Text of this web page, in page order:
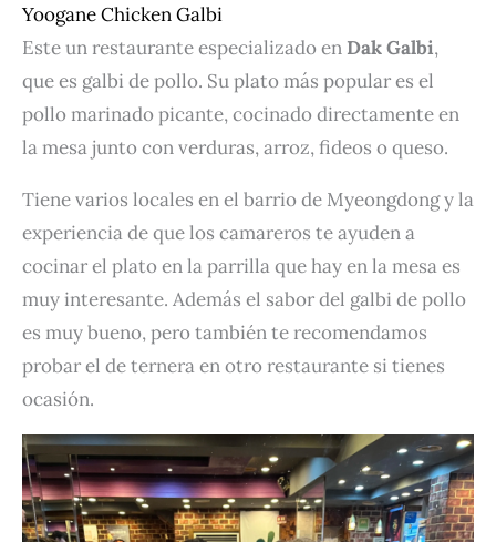
Yoogane Chicken Galbi
Este un restaurante especializado en Dak Galbi,
que es galbi de pollo. Su plato más popular es el
pollo marinado picante, cocinado directamente en
la mesa junto con verduras, arroz, fideos o queso.
Tiene varios locales en el barrio de Myeongdong y la
experiencia de que los camareros te ayuden a
cocinar el plato en la parrilla que hay en la mesa es
muy interesante. Además el sabor del galbi de pollo
es muy bueno, pero también te recomendamos
probar el de ternera en otro restaurante si tienes
ocasión.